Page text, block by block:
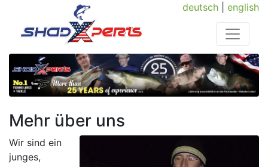
deutsch english
Mehr über uns
Wir sind ein
junges,